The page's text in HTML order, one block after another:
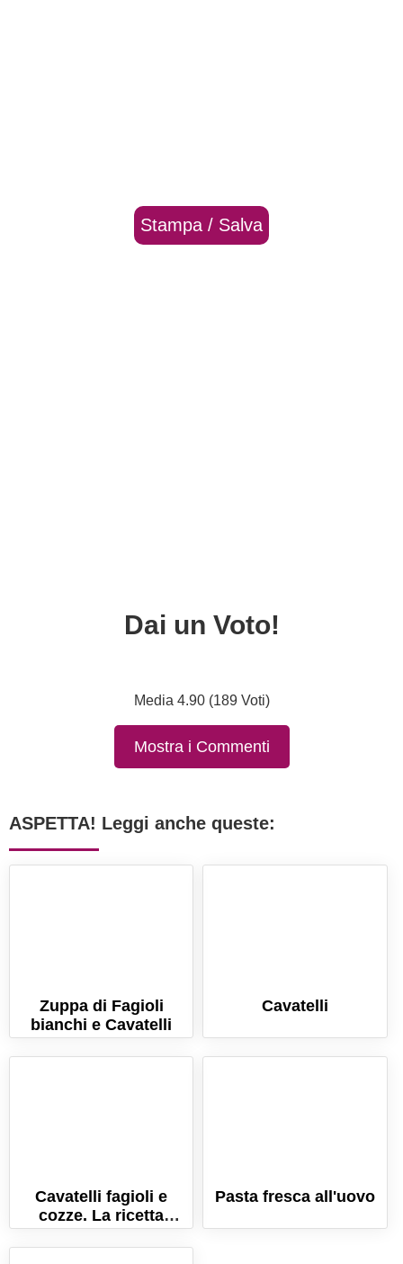
Stampa / Salva
Dai un Voto!
Media 4.90 (189 Voti)
Mostra i Commenti
ASPETTA! Leggi anche queste:
Zuppa di Fagioli
bianchi e Cavatelli
Cavatelli
Cavatelli fagioli e
cozze. La ricetta
tradizionale
napoletana!
Pasta fresca all'uovo